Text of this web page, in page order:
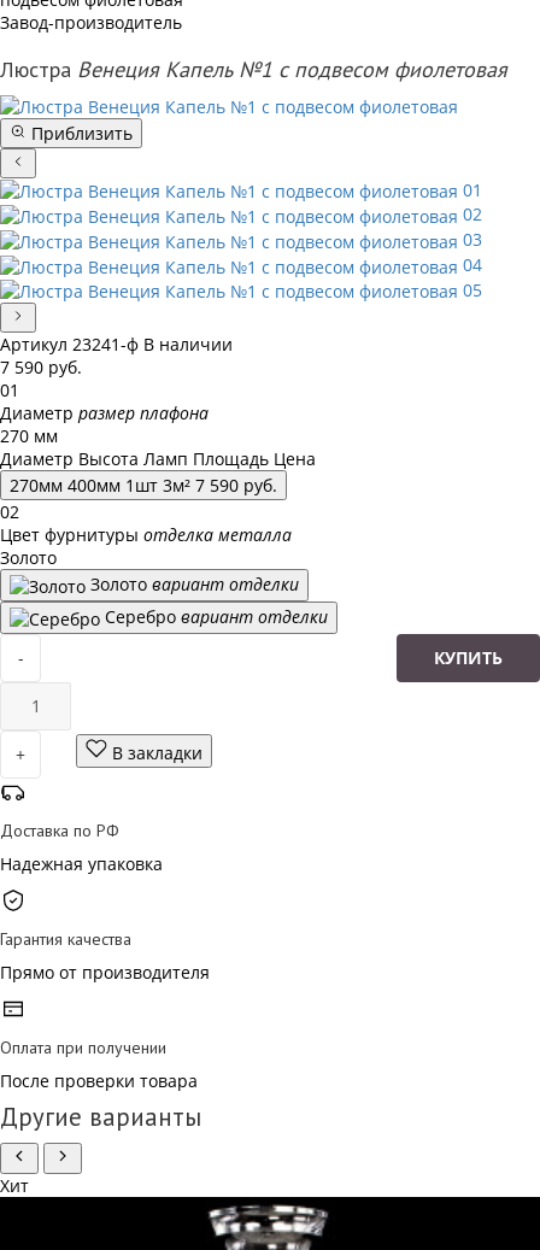
Завод-производитель
Люстра Венеция Капель №1 с подвесом фиолетовая
Приблизить
01
02
03
04
05
Артикул 23241-ф В наличии
7 590 руб.
01
Диаметр размер плафона
270 мм
Диаметр Высота Ламп Площадь Цена
270мм 400мм 1 шт 3м² 7 590 руб.
02
Цвет фурнитуры отделка металла
Золото
Золото вариант отделки
Серебро вариант отделки
-
+
КУПИТЬ
В закладки
Доставка по РФ
Надежная упаковка
Гарантия качества
Прямо от производителя
Оплата при получении
После проверки товара
Другие варианты
Хит